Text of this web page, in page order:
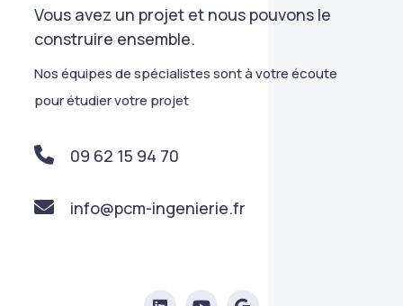
Vous avez un projet et nous pouvons le
construire ensemble.
Nos équipes de spécialistes sont à votre écoute
pour étudier votre projet
09 62 15 94 70
info@pcm-ingenierie.fr